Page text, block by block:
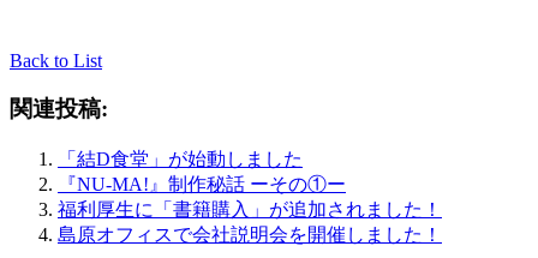
Back to List
関連投稿:
「結D食堂」が始動しました
『NU-MA!』制作秘話 ーその①ー
福利厚生に「書籍購入」が追加されました！
島原オフィスで会社説明会を開催しました！